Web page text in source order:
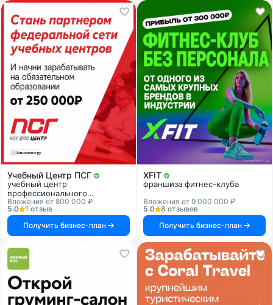
Учебный Центр ПСГ
учебный центр
профессионального
образования
Вложения от 800 000 ₽
5.0
1 отзыв
Получить бизнес-план
XFIT
франшиза фитнес-клуба
Вложения от 9 000 000 ₽
5.0
8 отзывов
Получить бизнес-план